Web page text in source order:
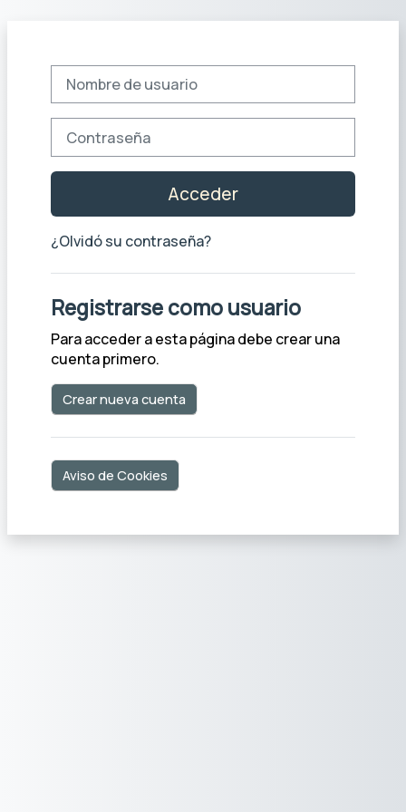
Saltar a creación de una nueva cuenta
Nombre de usuario
Contraseña
Acceder
¿Olvidó su contraseña?
Registrarse como usuario
Para acceder a esta página debe crear una
cuenta primero.
Crear nueva cuenta
Aviso de Cookies